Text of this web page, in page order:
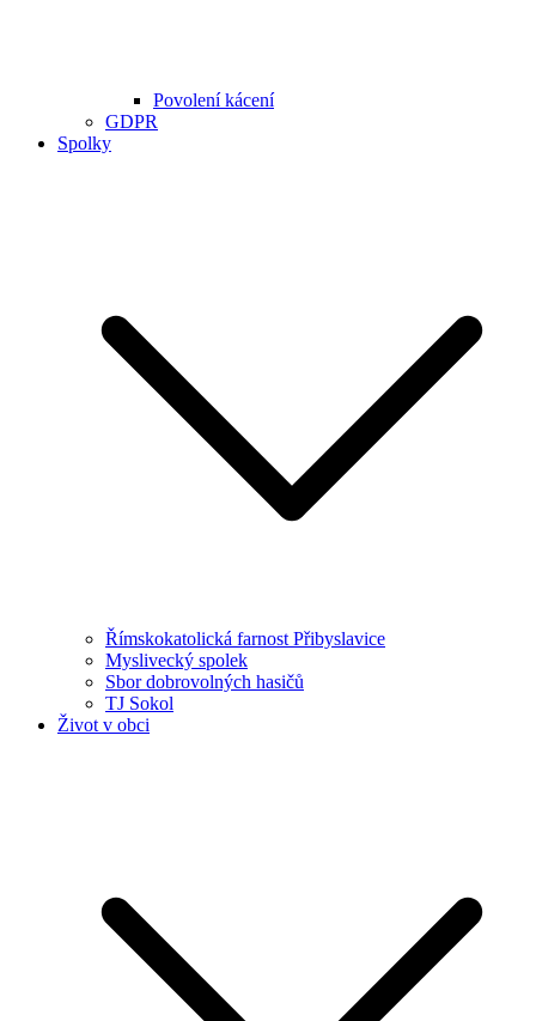
Povolení kácení
GDPR
Spolky
Římskokatolická farnost Přibyslavice
Myslivecký spolek
Sbor dobrovolných hasičů
TJ Sokol
Život v obci